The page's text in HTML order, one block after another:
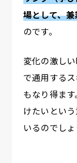
場として、
のです。
変化の激し
で通用する
もなり得ま
けたいとい
いるのでしょ